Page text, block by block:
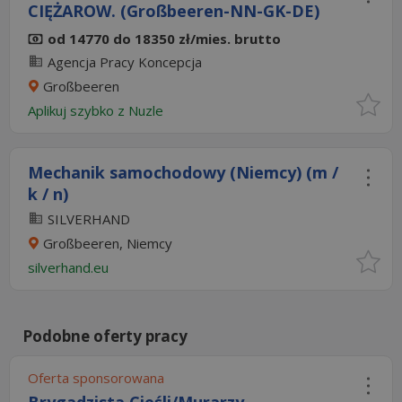
CIĘŻAROW. (Großbeeren-NN-GK-DE)
od 14770 do 18350 zł/mies. brutto
Agencja Pracy Koncepcja
Großbeeren
Aplikuj szybko z Nuzle
Mechanik samochodowy (Niemcy) (m /
k / n)
SILVERHAND
Großbeeren, Niemcy
silverhand.eu
Podobne oferty pracy
Oferta sponsorowana